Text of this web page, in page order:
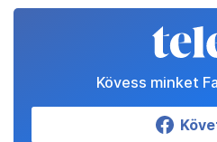
Kövess minket